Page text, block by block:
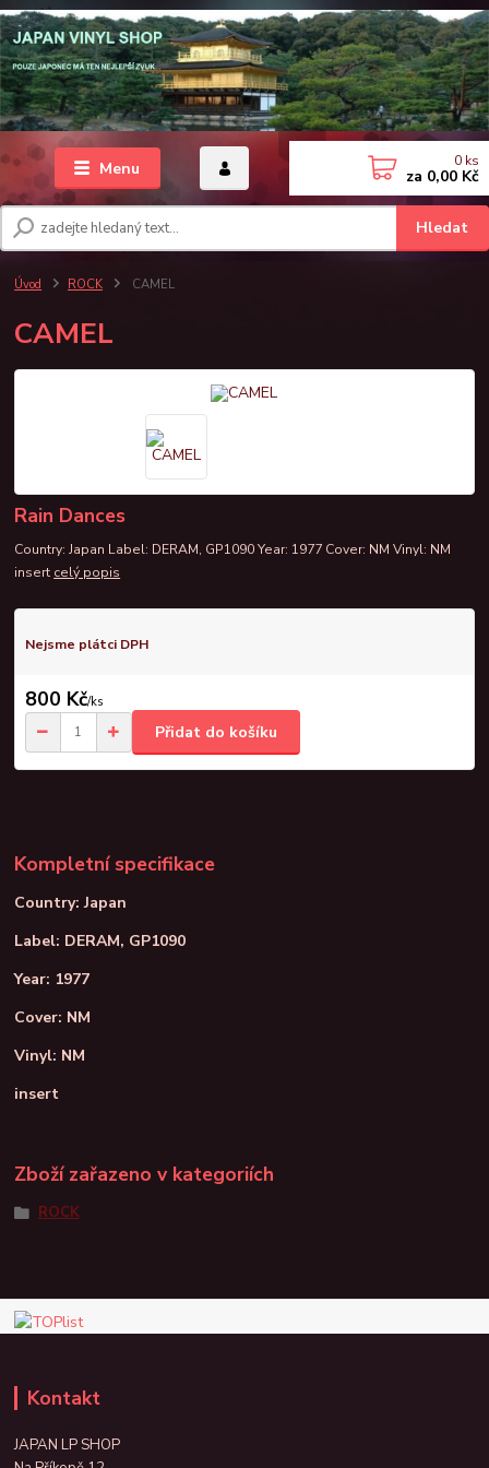
Menu
Hledat
0 ks
za 0,00 Kč
Úvod ROCK CAMEL
CAMEL
Rain Dances
Country: Japan Label: DERAM, GP1090 Year: 1977 Cover: NM Vinyl: NM
insert celý popis
Nejsme plátci DPH
800 Kč/ks
Přidat do košíku
Kompletní specifikace
Country: Japan
Label: DERAM, GP1090
Year: 1977
Cover: NM
Vinyl: NM
insert
Zboží zařazeno v kategoriích
ROCK
Kontakt
JAPAN LP SHOP